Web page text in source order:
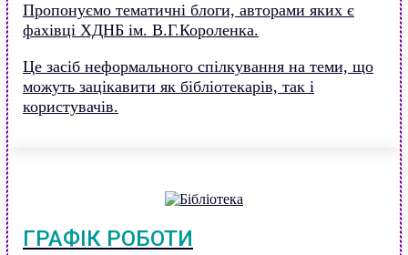
Пропонуємо тематичні блоги, авторами яких є
фахівці ХДНБ ім. В.Г.Короленка.
Це засіб неформального спілкування на теми, що
можуть зацікавити як бібліотекарів, так і
користувачів.
ГРАФІК РОБОТИ